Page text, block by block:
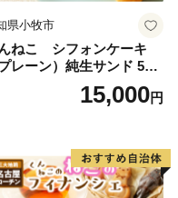
県小牧市
ねこ シフォンケーキ
プレーン）純生サンド 5個
15,000円